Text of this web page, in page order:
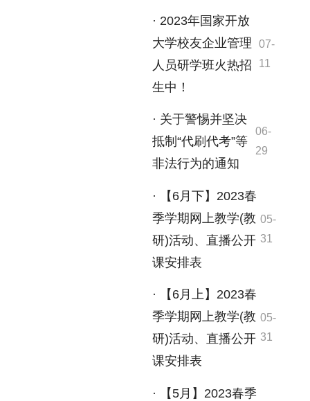
· 2023年国家开放
大学校友企业管理
人员研学班火热招
生中！
07-
11
· 关于警惕并坚决
抵制“代刷代考”等
非法行为的通知
06-
29
· 【6月下】2023春
季学期网上教学(教
研)活动、直播公开
课安排表
05-
31
· 【6月上】2023春
季学期网上教学(教
研)活动、直播公开
课安排表
05-
31
· 【5月】2023春季